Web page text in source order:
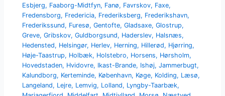
Esbjerg, Faaborg-Midtfyn, Fanø, Favrskov, Faxe,
Fredensborg, Fredericia, Frederiksberg, Frederikshavn,
Frederikssund, Furesø,Gentofte,Gladsaxe,Glostrup,
Greve,Gribskov,Guldborgsund, Haderslev, Halsnæs,
Hedensted, Helsingør, Herlev, Herning, Hillerød, Hjørring,
Høje-Taastrup, Holbæk, Holstebro, Horsens, Hørsholm,
Hovedstaden, Hvidovre, Ikast-Brande, Ishøj,Jammerbugt,
Kalundborg, Kerteminde, København, Køge, Kolding, Læsø,
Langeland, Lejre, Lemvig, Lolland, Lyngby-Taarbæk,